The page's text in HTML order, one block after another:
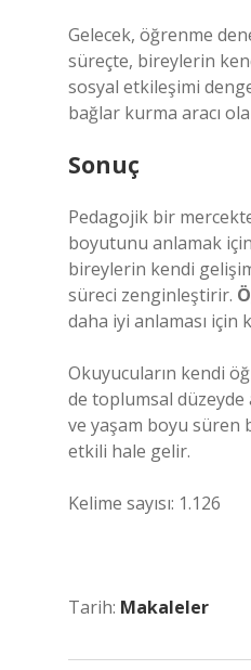
Gelecek, öğrenme
süreçte, bireylerin
sosyal etkileşimi
bağlar kurma aracı
Sonuç
Pedagojik bir
boyutunu anlamak
bireylerin kendi
süreci zenginleştirir.
daha iyi anlaması
Okuyucuların kendi
de toplumsal düzeyde
ve yaşam boyu süren
etkili hale gelir.
Kelime sayısı: 1.126
Tarih: Makaleler